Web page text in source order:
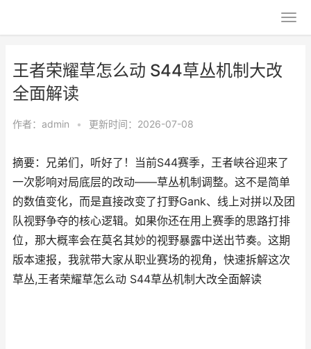
王者荣耀草怎么动 S44草丛机制大改
全面解读
作者： admin • 更新时间：2026-07-08
摘要：兄弟们，听好了！当前S44赛季，王者峡谷迎来了
一次影响对局底层的改动——草丛机制调整。这不是简单
的数值变化，而是直接改变了打野Gank、线上对拼以及团
队视野争夺的核心逻辑。如果你还在用上赛季的思路打排
位，那大概率会在莫名其妙的视野暴露中送出节奏。这期
版本速报，我就带大家从职业赛场的视角，快速拆解这次
草丛,王者荣耀草怎么动 S44草丛机制大改全面解读